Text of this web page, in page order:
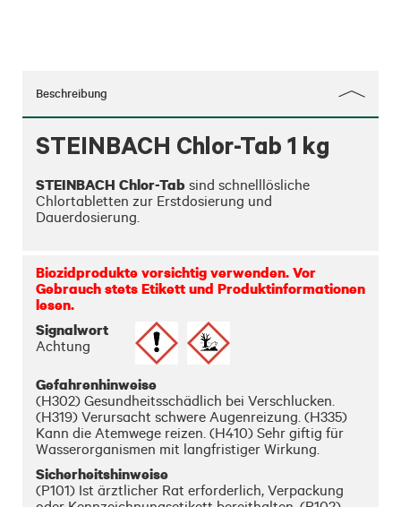
Beschreibung
STEINBACH Chlor-Tab 1 kg
STEINBACH Chlor-Tab sind schnelllösliche
Chlortabletten zur Erstdosierung und
Dauerdosierung.
Biozidprodukte vorsichtig verwenden. Vor
Gebrauch stets Etikett und Produktinformationen
lesen.
Signalwort
Achtung
Gefahrenhinweise
(H302) Gesundheitsschädlich bei Verschlucken.
(H319) Verursacht schwere Augenreizung. (H335)
Kann die Atemwege reizen. (H410) Sehr giftig für
Wasserorganismen mit langfristiger Wirkung.
Sicherheitshinweise
(P101) Ist ärztlicher Rat erforderlich, Verpackung